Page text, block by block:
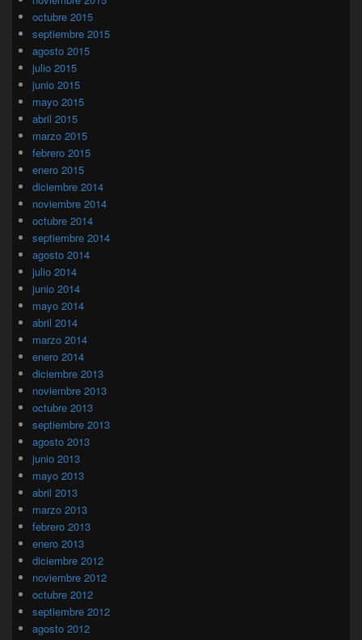
octubre 2015
septiembre 2015
agosto 2015
julio 2015
junio 2015
mayo 2015
abril 2015
marzo 2015
febrero 2015
enero 2015
diciembre 2014
noviembre 2014
octubre 2014
septiembre 2014
agosto 2014
julio 2014
junio 2014
mayo 2014
abril 2014
marzo 2014
enero 2014
diciembre 2013
noviembre 2013
octubre 2013
septiembre 2013
agosto 2013
junio 2013
mayo 2013
abril 2013
marzo 2013
febrero 2013
enero 2013
diciembre 2012
noviembre 2012
octubre 2012
septiembre 2012
agosto 2012